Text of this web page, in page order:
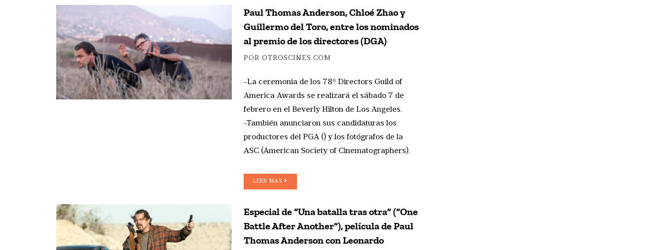
Paul Thomas Anderson, Chloé Zhao y
Guillermo del Toro, entre los nominados
al premio de los directores (DGA)
POR OTROSCINES.COM
-La ceremonia de los 78º Directors Guild of
America Awards se realizará el sábado 7 de
febrero en el Beverly Hilton de Los Angeles.
-También anunciaron sus candidaturas los
productores del PGA () y los fotógrafos de la
ASC (American Society of Cinematographers).
LEER MAS
Especial de “Una batalla tras otra” (“One
Battle After Another”), película de Paul
Thomas Anderson con Leonardo